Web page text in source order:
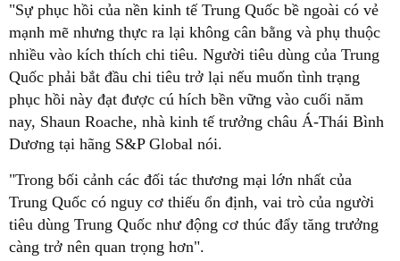
"Sự phục hồi của nền kinh tế Trung Quốc bề ngoài có vẻ
mạnh mẽ nhưng thực ra lại không cân bằng và phụ thuộc
nhiều vào kích thích chi tiêu. Người tiêu dùng của Trung
Quốc phải bắt đầu chi tiêu trở lại nếu muốn tình trạng
phục hồi này đạt được cú hích bền vững vào cuối năm
nay, Shaun Roache, nhà kinh tế trưởng châu Á-Thái Bình
Dương tại hãng S&P Global nói.
"Trong bối cảnh các đối tác thương mại lớn nhất của
Trung Quốc có nguy cơ thiếu ổn định, vai trò của người
tiêu dùng Trung Quốc như động cơ thúc đẩy tăng trưởng
càng trở nên quan trọng hơn".